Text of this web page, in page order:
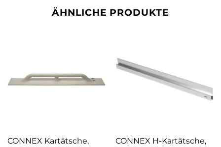
ÄHNLICHE PRODUKTE
CONNEX Kartätsche,
CONNEX H-Kartätsche,